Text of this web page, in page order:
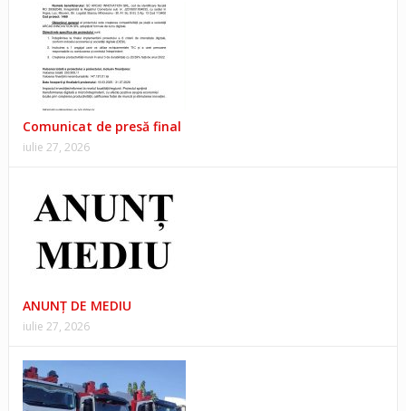
Comunicat de presă final
iulie 27, 2026
ANUNŢ DE MEDIU
iulie 27, 2026